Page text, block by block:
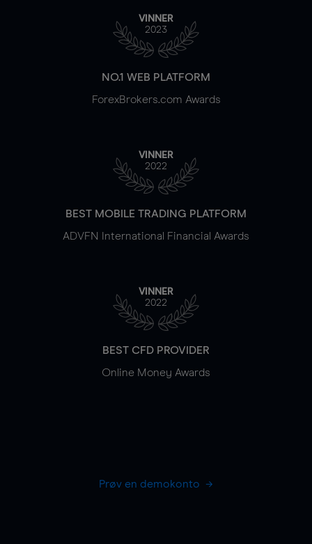
VINNER
2023
NO.1 WEB PLATFORM
ForexBrokers.com Awards
VINNER
2022
BEST MOBILE TRADING PLATFORM
ADVFN International Financial Awards
VINNER
2022
BEST CFD PROVIDER
Online Money Awards
Prøv en demokonto